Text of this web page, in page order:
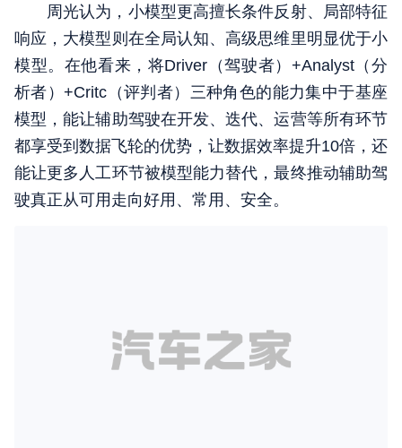
周光认为，小模型更高擅长条件反射、局部特征
响应，大模型则在全局认知、高级思维里明显优于小
模型。在他看来，将Driver（驾驶者）+Analyst（分
析者）+Critc（评判者）三种角色的能力集中于基座
模型，能让辅助驾驶在开发、迭代、运营等所有环节
都享受到数据飞轮的优势，让数据效率提升10倍，还
能让更多人工环节被模型能力替代，最终推动辅助驾
驶真正从可用走向好用、常用、安全。